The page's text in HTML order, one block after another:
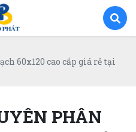
60x120 cao cấp giá rẻ tại
PHÂN